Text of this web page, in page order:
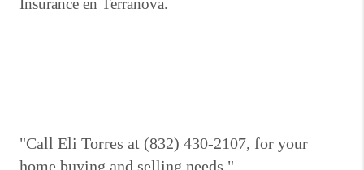
Insurance en Terranova.
"Call Eli Torres at (832) 430-2107, for your
home buying and selling needs."